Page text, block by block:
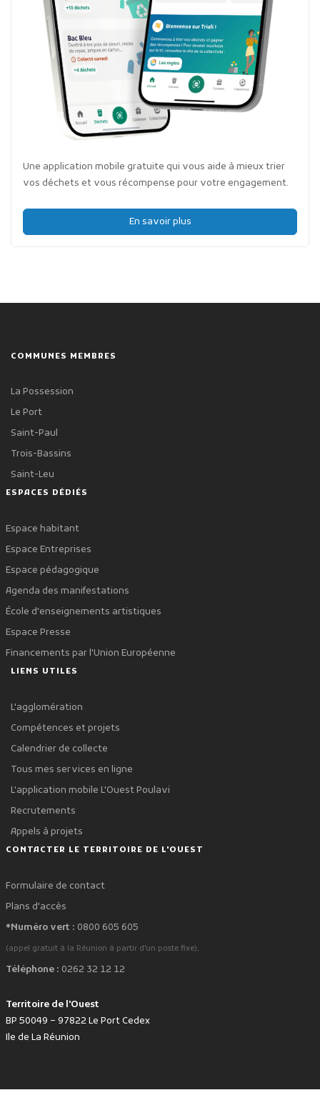
Une application mobile gratuite qui vous aide à mieux trier
vos déchets et vous récompense pour votre engagement.
En savoir plus
COMMUNES MEMBRES
La Possession
Le Port
Saint-Paul
Trois-Bassins
Saint-Leu
ESPACES DÉDIÉS
Espace habitant
Espace Entreprises
Espace pédagogique
Agenda des manifestations
École d'enseignements artistiques
Espace Presse
Financements par l'Union Européenne
LIENS UTILES
L'agglomération
Compétences et projets
Calendrier de collecte
Tous mes services en ligne
L'application mobile L'Ouest Poulavi
Recrutements
Appels à projets
CONTACTER LE TERRITOIRE DE L'OUEST
Formulaire de contact
Plans d'accès
*Numéro vert : 0800 605 605
(appel gratuit à la Réunion à partir d'un poste fixe).
Téléphone : 0262 32 12 12
Territoire de l'Ouest
BP 50049 – 97822 Le Port Cedex
Ile de La Réunion